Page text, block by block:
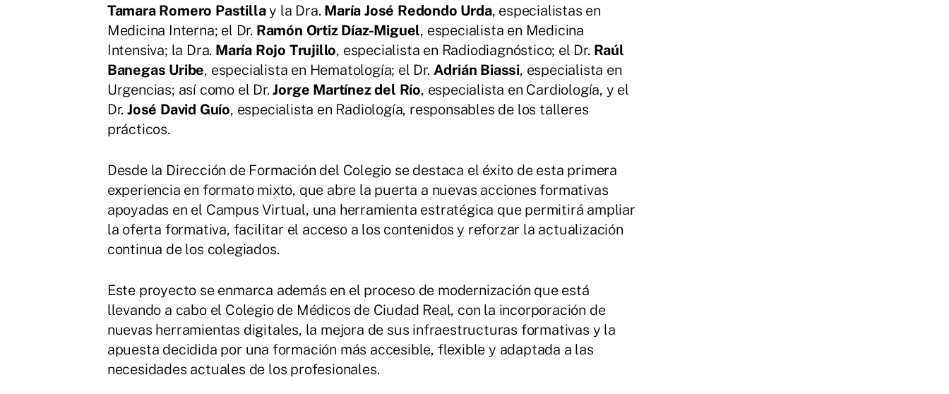
Tamara Romero Pastillay la Dra. María José Redondo Urda, especialistas en
Medicina Interna; el Dr. Ramón Ortiz Díaz-Miguel, especialista en Medicina
Intensiva; la Dra. María Rojo Trujillo, especialista en Radiodiagnóstico; el Dr. Raúl
Banegas Uribe, especialista en Hematología; el Dr. Adrián Biassi, especialista en
Urgencias; así como el Dr.Jorge Martínez del Río, especialista en Cardiología, y el
Dr. José David Guío, especialista en Radiología, responsables de los talleres
prácticos.
Desde la Dirección de Formación del Colegio se destaca el éxito de esta primera
experiencia en formato mixto, que abre la puerta a nuevas acciones formativas
apoyadas en el Campus Virtual, una herramienta estratégica que permitirá ampliar
la oferta formativa, facilitar el acceso a los contenidos y reforzar la actualización
continua de los colegiados.
Este proyecto se enmarca además en el proceso de modernización que está
llevando a cabo el Colegio de Médicos de Ciudad Real, con la incorporación de
nuevas herramientas digitales, la mejora de sus infraestructuras formativas y la
apuesta decidida por una formación más accesible, flexible y adaptada a las
necesidades actuales de los profesionales.